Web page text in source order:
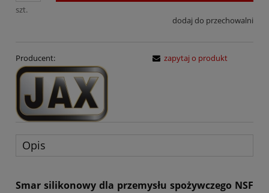
szt.
dodaj do przechowalni
Producent: zapytaj o produkt
Opis
Smar silikonowy dla przemysłu spożywczego NSF